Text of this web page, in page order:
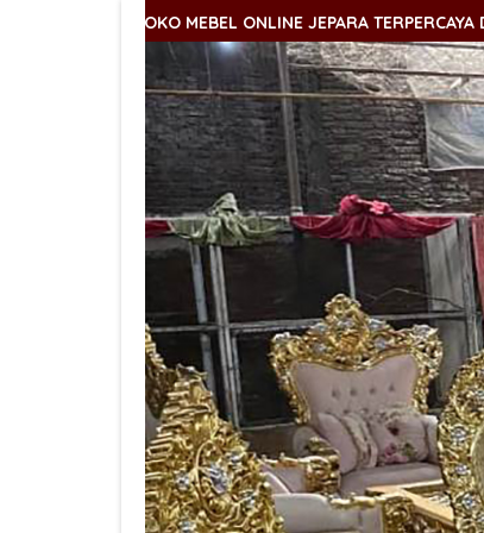
MEBEL ONLINE JEPARA TERPERCAYA DAN BERKUALITAS
MEBEL ONLINE JEPARA TERPERCAYA DAN BERKUALITAS
MEBEL ONLINE JEPARA TERPERCAYA DAN BERKUALITAS